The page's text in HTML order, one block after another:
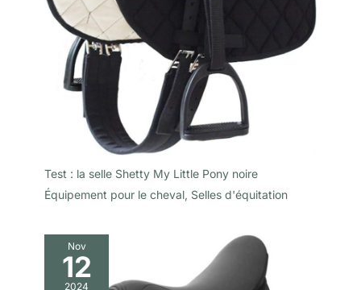
Test : la selle Shetty My Little Pony noire
Équipement pour le cheval, Selles d'équitation
Nov
12
2024